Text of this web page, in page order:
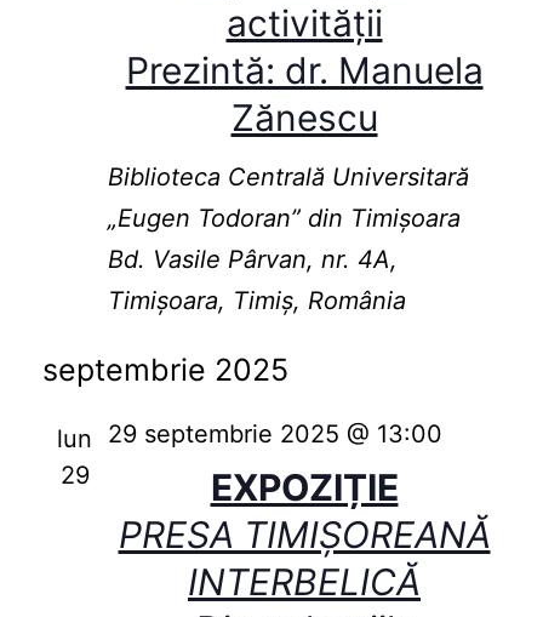
activității
Prezintă: dr. Manuela
Zănescu
Biblioteca Centrală Universitară
„Eugen Todoran” din Timişoara
Bd. Vasile Pârvan, nr. 4A,
Timișoara, Timiș, România
septembrie 2025
lun
29
EXPOZIȚIE
PRESA TIMIȘOREANĂ
INTERBELICĂ
29 septembrie 2025 @ 13:00